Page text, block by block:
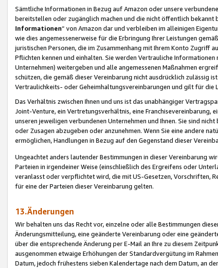
Sämtliche Informationen in Bezug auf Amazon oder unsere
bereitstellen oder zugänglich machen und die nicht öffentlich
Informationen“ von Amazon dar und verbleiben im alleinigen
wie dies angemessenerweise für die Erbringung Ihrer Leistungen
juristischen Personen, die im Zusammenhang mit Ihrem Konto
Pflichten kennen und einhalten. Sie werden Vertrauliche
Unternehmen) weitergeben und alle angemessenen Maßnahmen
schützen, die gemäß dieser Vereinbarung nicht ausdrücklich zulässig
Vertraulichkeits- oder Geheimhaltungsvereinbarungen und gilt für die
Das Verhältnis zwischen Ihnen und uns ist das unabhängiger
Joint-Venture, ein Vertretungsverhältnis, eine Franchisevereinbarung,
unseren jeweiligen verbundenen Unternehmen und Ihnen. Sie sind
oder Zusagen abzugeben oder anzunehmen. Wenn Sie eine andere
ermöglichen, Handlungen in Bezug auf den Gegenstand dieser
Ungeachtet anders lautender Bestimmungen in dieser Vereinbarung
Parteien in irgendeiner Weise (einschließlich des Ergreifens oder
veranlasst oder verpflichtet wird, die mit US-Gesetzen, Vorschriften,
für eine der Parteien dieser Vereinbarung gelten.
13.Änderungen
Wir behalten uns das Recht vor, einzelne oder alle Bestimmungen
Änderungsmitteilung, eine geänderte Vereinbarung oder eine
über die entsprechende Änderung per E-Mail an Ihre zu diesem
ausgenommen etwaige Erhöhungen der Standardvergütung im
Datum, jedoch frühestens sieben Kalendertage nach dem Datum, an